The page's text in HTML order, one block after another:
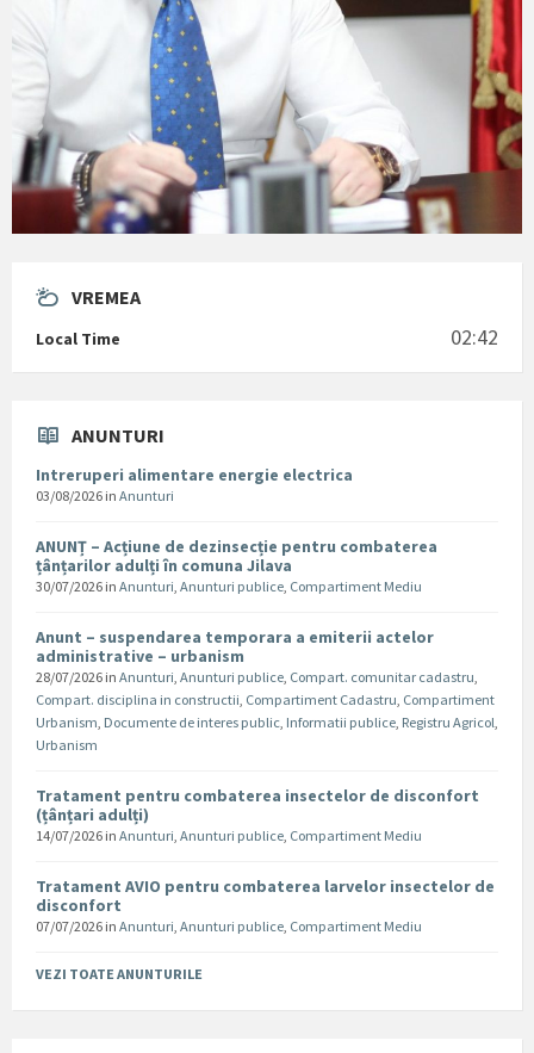
VREMEA
Local Time 02:42
ANUNTURI
Intreruperi alimentare energie electrica
03/08/2026 in Anunturi
ANUNȚ – Acțiune de dezinsecție pentru combaterea
țânțarilor adulți în comuna Jilava
30/07/2026 in Anunturi, Anunturi publice, Compartiment Mediu
Anunt – suspendarea temporara a emiterii actelor
administrative – urbanism
28/07/2026 in Anunturi, Anunturi publice, Compart. comunitar cadastru,
Compart. disciplina in constructii, Compartiment Cadastru, Compartiment
Urbanism, Documente de interes public, Informatii publice, Registru Agricol,
Urbanism
Tratament pentru combaterea insectelor de disconfort
(țânțari adulți)
14/07/2026 in Anunturi, Anunturi publice, Compartiment Mediu
Tratament AVIO pentru combaterea larvelor insectelor de
disconfort
07/07/2026 in Anunturi, Anunturi publice, Compartiment Mediu
VEZI TOATE ANUNTURILE